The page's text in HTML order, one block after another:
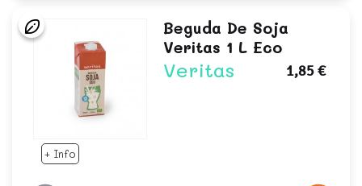
+ Info
Beguda De Soja
Veritas 1 L Eco
Veritas 1,85 €